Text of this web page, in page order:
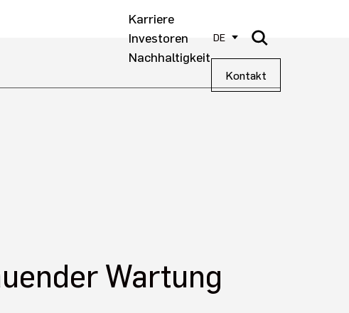
Karriere
Investoren
Nachhaltigkeit
DE
Kontakt
Wartung